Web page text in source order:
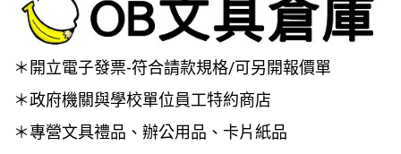
＊開立電子發票-符合請款規格/可另開報價單
＊政府機關與學校單位員工特約商店
＊專營文具禮品、辦公用品、卡片紙品